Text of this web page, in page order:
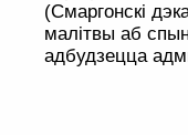
(Смаргонскі
малітвы аб
адбудзецца